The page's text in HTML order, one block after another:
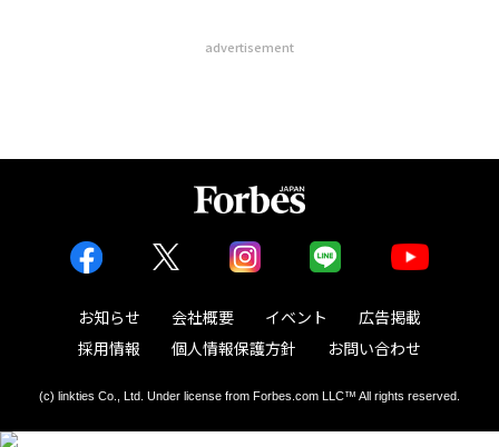
advertisement
お知らせ 会社概要 イベント
広告掲載
採用情報
個人情報保護方針 お問い合わせ
(c) linkties Co., Ltd. Under license from Forbes.com LLC™ All rights reserved.